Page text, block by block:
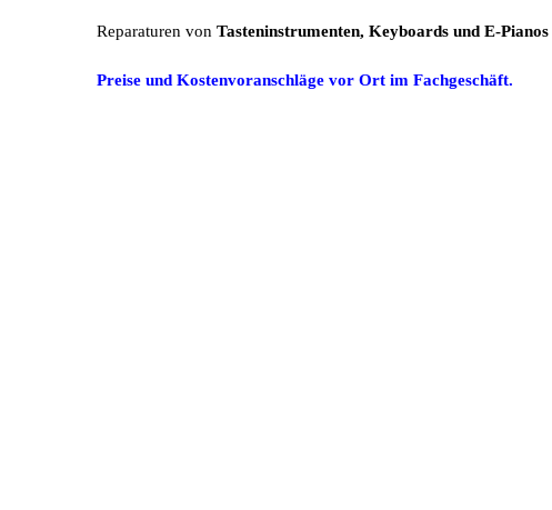
Reparaturen vonTasteninstrumenten, Keyboards und E-Pianos
Preise und Kostenvoranschläge vor Ort im Fachgeschäft.